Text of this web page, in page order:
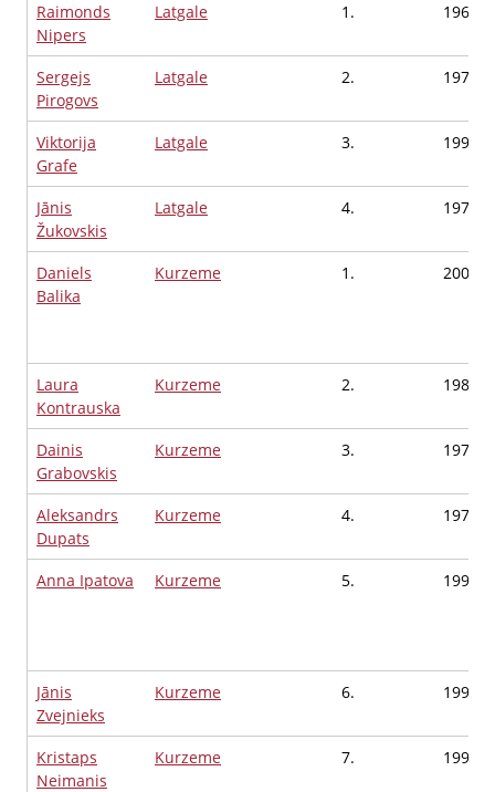
Raimonds
Nipers
Latgale 1. 1961
Sergejs
Pirogovs
Latgale 2. 1974
Viktorija
Grafe
Latgale 3. 1991
Jānis
Žukovskis
Latgale 4. 1978
Daniels
Balika
Kurzeme 1. 2003
Laura
Kontrauska
Kurzeme 2. 1987
Dainis
Grabovskis
Kurzeme 3. 1970
Aleksandrs
Dupats
Kurzeme 4. 1975
Anna Ipatova Kurzeme 5. 1993
Jānis
Zvejnieks
Kurzeme 6. 1991
Kristaps
Neimanis
Kurzeme 7. 1991